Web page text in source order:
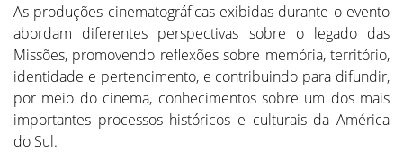
As produções cinematográficas exibidas durante o evento
abordam diferentes perspectivas sobre o legado das
Missões, promovendo reflexões sobre memória, território,
identidade e pertencimento, e contribuindo para difundir,
por meio do cinema, conhecimentos sobre um dos mais
importantes processos históricos e culturais da América
do Sul.